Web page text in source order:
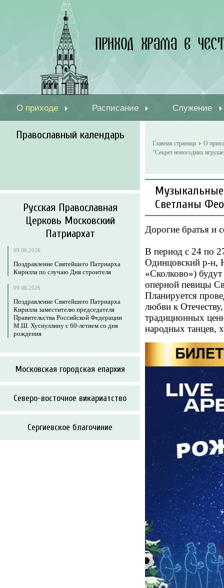
О приходе Расписание Служение
Православный календарь
Русская Православная
Церковь Московский
Патриархат
09.08.2026
Поздравление Святейшего Патриарха
Кирилла по случаю Дня строителя
09.08.2026
Поздравление Святейшего Патриарха
Кирилла заместителю председателя
Правительства Российской Федерации
М.Ш. Хуснуллину с 60-летием со дня
рождения
Московская городская епархия
Северо-восточное викариатство
Сергиевское благочиние
Главная страница
О
"Секрет новогодних
Музыкальные
Светланы
Дорогие братья и
В период с 24 по
Одинцовский р-н,
«Сколково»)
оперной певицы
Планируется
любви к
традиционных
народных танцев,